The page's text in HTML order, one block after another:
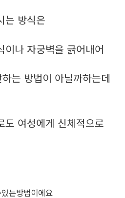
는 방식은
이나 자궁벽을 긁어내어
는 방법이 아닐까하는데
도 여성에게 신체적으로
는방법이에요